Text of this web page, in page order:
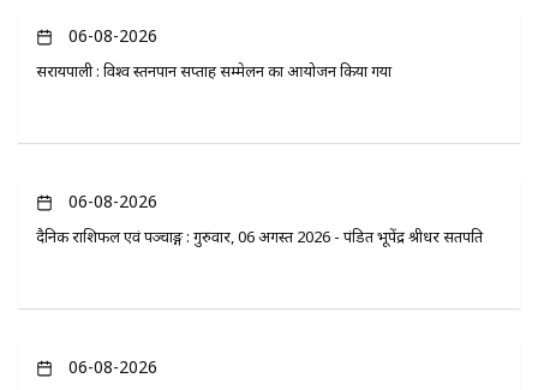
06-08-2026
सरायपाली : विश्व स्तनपान सप्ताह सम्मेलन का आयोजन किया गया
06-08-2026
दैनिक राशिफल एवं पञ्चाङ्ग : गुरुवार, 06 अगस्त 2026 - पंडित भूपेंद्र श्रीधर सतपति
06-08-2026